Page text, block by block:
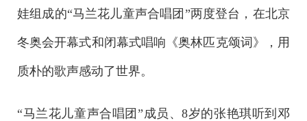
娃组成的“马兰花儿童声合唱团”两度登台，在北京
冬奥会开幕式和闭幕式唱响《奥林匹克颂词》，用
质朴的歌声感动了世界。
“马兰花儿童声合唱团”成员、8岁的张艳琪听到邓